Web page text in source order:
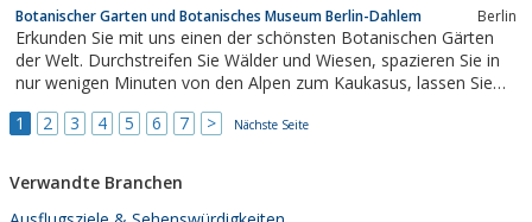
Botanischer Garten und Botanisches Museum Berlin-Dahlem Berlin
Erkunden Sie mit uns einen der schönsten Botanischen Gärten
der Welt. Durchstreifen Sie Wälder und Wiesen, spazieren Sie in
nur wenigen Minuten von den Alpen zum Kaukasus, lassen Sie
tropischen Regenwald mit allen Sinnen.
1 2 3 4 5 6 7 > Nächste Seite
Verwandte Branchen